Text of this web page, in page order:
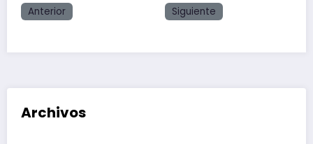
Anterior Siguiente
Archivos